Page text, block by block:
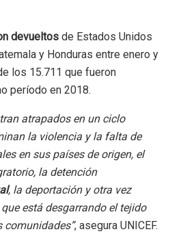
devueltos de Estados Unidos
y Honduras entre enero y
los 15.711 que fueron
período en 2018.
atrapados en un ciclo
la violencia y la falta de
en sus países de origen, el
la detención
, la deportación y otra vez
está desgarrando el tejido
, asegura UNICEF.